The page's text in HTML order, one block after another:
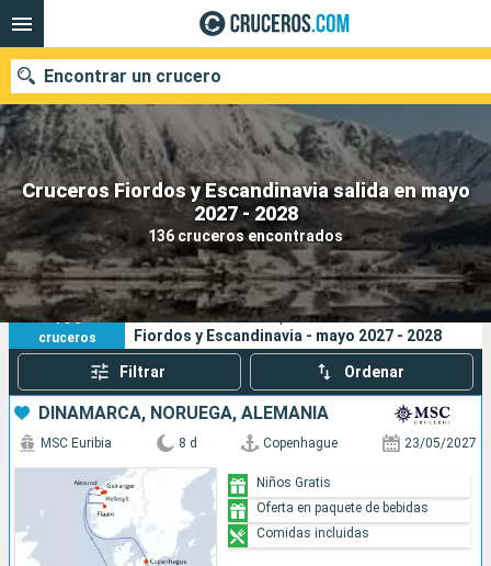
Cruceros Fiordos y Escandinavia salida en mayo
2027 - 2028
136 cruceros encontrados
Encontrar un crucero
Nuestros destinos
Fecha de salida
Puertos Compañías
Buscar
136
cruceros
Sus criterios de búsqueda:
Fiordos y Escandinavia - mayo 2027 - 2028
Filtrar Ordenar
DINAMARCA, NORUEGA, ALEMANIA
MSC Euribia 8 d Copenhague 23/05/2027
Niños Gratis
Oferta en paquete de bebidas
Comidas incluidas